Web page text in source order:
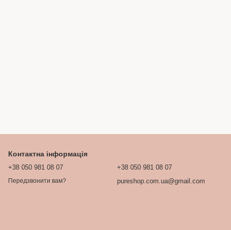
Контактна інформація
+38 050 981 08 07
Передзвонити вам?
+38 050 981 08 07
pureshop.com.ua@gmail.com